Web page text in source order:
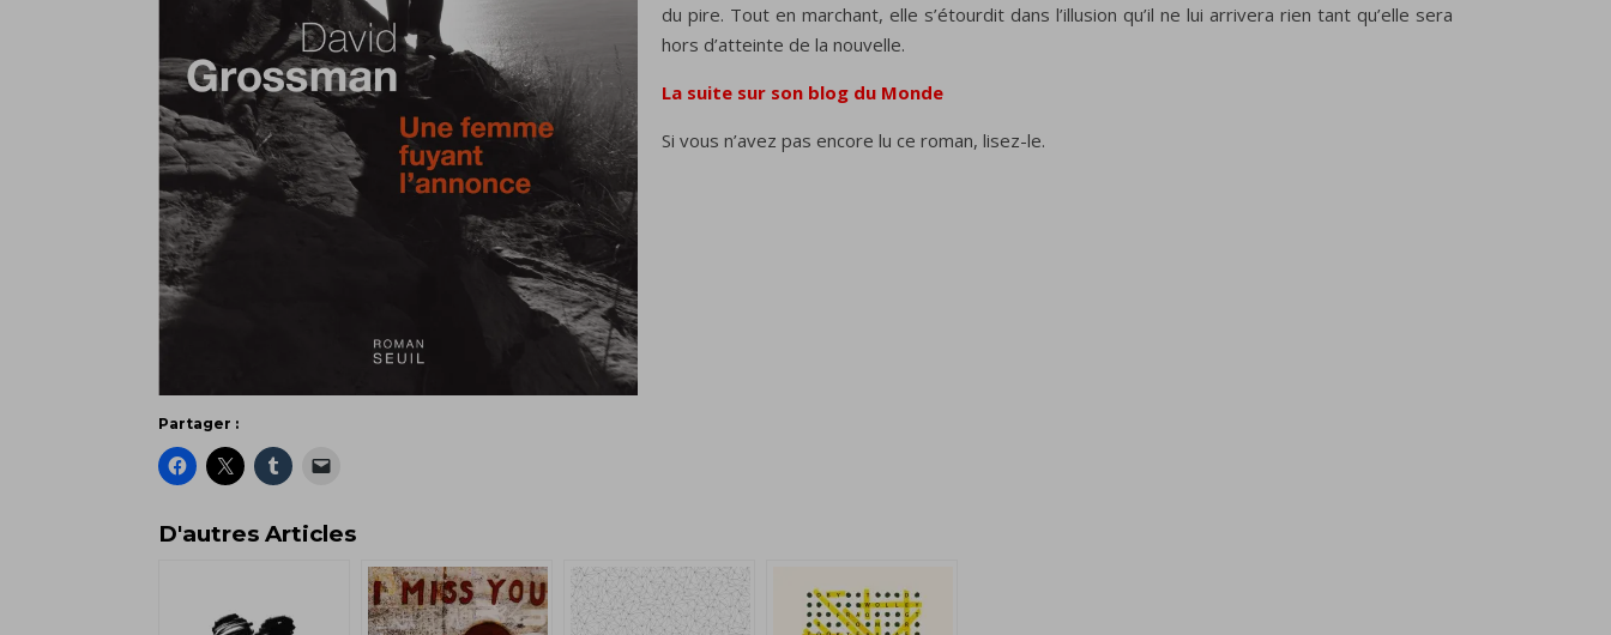
du pire. Tout en marchant, elle s’étourdit dans l’illusion qu’il ne lui arrivera rien tant qu’elle sera
hors d’atteinte de la nouvelle.
La suite sur son blog du Monde
Si vous n’avez pas encore lu ce roman, lisez-le.
Partager :
D'autres Articles